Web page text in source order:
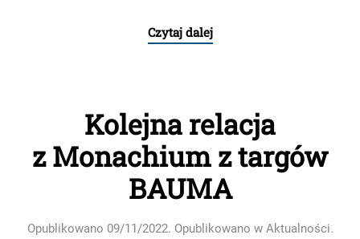
Czytaj dalej
Kolejna relacja
z Monachium z targów
BAUMA
Opublikowano 09/11/2022. Opublikowano w Aktualności.